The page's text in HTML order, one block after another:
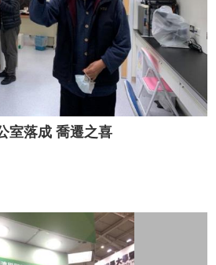
室落成 喬遷之喜